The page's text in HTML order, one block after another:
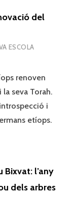
del
ESCOLA
renoven
la seva Torah.
i
etíops.
Bixvat: l’any
dels arbres